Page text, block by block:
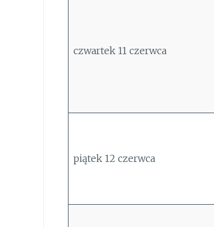
czwartek 11 czerwca
piątek 12 czerwca